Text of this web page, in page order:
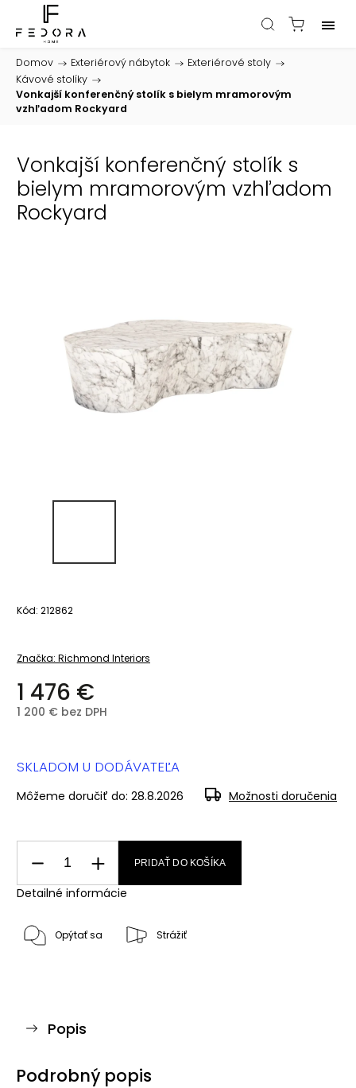
Domov / Exteriérový nábytok / Exteriérové stoly /
Kávové stolíky /
Vonkajší konferenčný stolík s bielym mramorovým
vzhľadom Rockyard
Vonkajší konferenčný stolík s
bielym mramorovým vzhľadom
Rockyard
Kód: 212862
Značka: Richmond Interiors
1 476 €
1 200 € bez DPH
SKLADOM U DODÁVATEĽA
Môžeme doručiť do: 28.8.2026 Možnosti doručenia
PRIDAŤ DO KOŠÍKA
Detailné informácie
Opýtať sa Strážiť
Popis
Podrobný popis